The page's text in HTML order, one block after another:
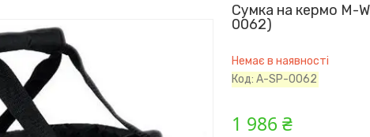
Сумка на кермо M-
0062)
Немає в наявності
Код:A-SP-0062
1 986 ₴